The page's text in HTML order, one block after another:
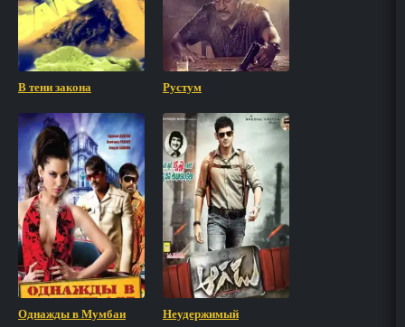
В тени закона Рустум
Однажды в Мумбаи Неудержимый